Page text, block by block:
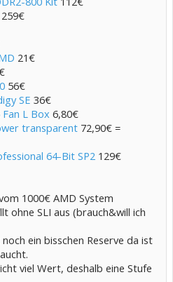
259€
21€
56€
SE 36€
L Box 6,80€
transparent 72,90€ =
64-Bit SP2 129€
1000€ AMD System
ohne SLI aus (brauch&will ich
ein bisschen Reserve da ist
viel Wert, deshalb eine Stufe